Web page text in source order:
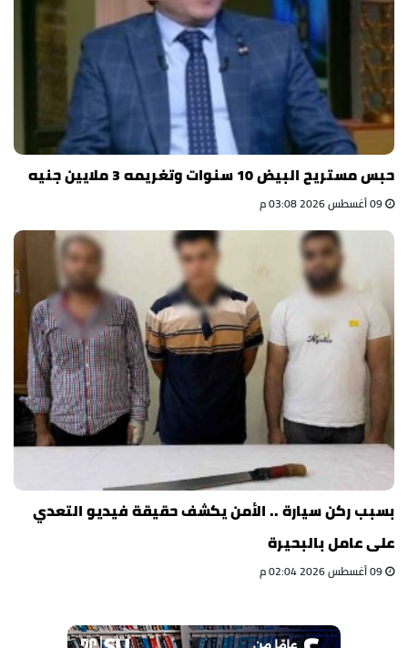
حبس مستريح البيض 10 سنوات وتغريمه 3 ملايين جنيه
بسبب ركن سيارة .. الأمن يكشف حقيقة فيديو التعدي
على عامل بالبحيرة